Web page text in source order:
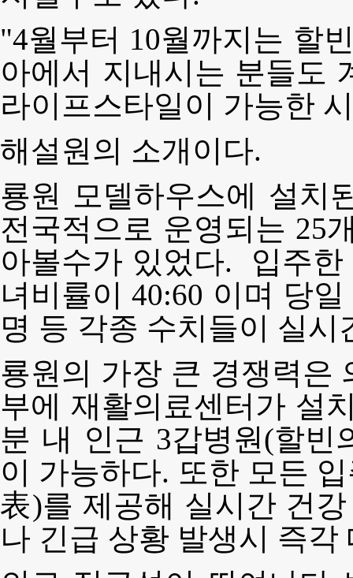
"4월부터 10월까지는 할
아에서 지내시는 분들도
라이프스타일이 가능한
해설원의 소개이다.
룡원 모델하우스에 설치
전국적으로 운영되는 25
아볼수가 있었다. 입주한
녀비률이 40:60 이며 당
명 등 각종 수치들이 실
룡원의 가장 큰 경쟁력은
부에 재활의료센터가 설
분 내 인근 3갑병원(할빈
이 가능하다. 또한 모든
表)를 제공해 실시간 건
나 긴급 상황 발생시 즉각